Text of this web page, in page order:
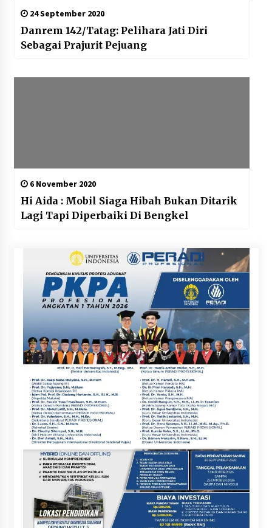
24 September 2020
Danrem 142/Tatag: Pelihara Jati Diri
Sebagai Prajurit Pejuang
6 November 2020
Hi Aida : Mobil Siaga Hibah Bukan Ditarik
Lagi Tapi Diperbaiki Di Bengkel